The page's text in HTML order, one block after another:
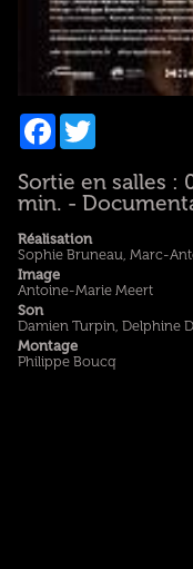
Facebook
Twitter
Sortie en salles :
min. -
Réalisation
Sophie Bruneau, Marc-
Image
Antoine-Marie Meert
Son
Damien Turpin, Delphine
Montage
Philippe Boucq